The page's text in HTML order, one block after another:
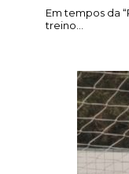
Em tempos da
treino…